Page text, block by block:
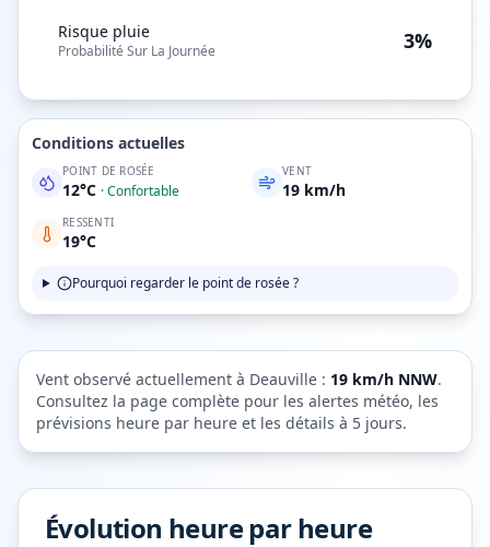
Risque pluie
Probabilité Sur La Journée 3%
Conditions actuelles
POINT DE ROSÉE
12°C ·Confortable
VENT
19 km/h
RESSENTI
19°C
Pourquoi regarder le point de rosée ?
Vent observé actuellement à Deauville : 19 km/h NNW.
Consultez la page complète pour les alertes météo, les
prévisions heure par heure et les détails à 5 jours.
Évolution heure par heure